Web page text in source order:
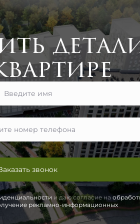
звонок
и даю согласие на
рекламно-информационных